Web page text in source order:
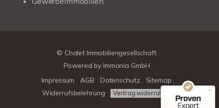
© Chalet Immobiliengesellschaft
Powered by Immonia GmbH
Impressum
AGB Datenschutz
Sitemap
Widerrufsbelehrung
Vertrag widerrufen
SEHR GUT
4,78 / 5,00
39
Bewertungen auf
313